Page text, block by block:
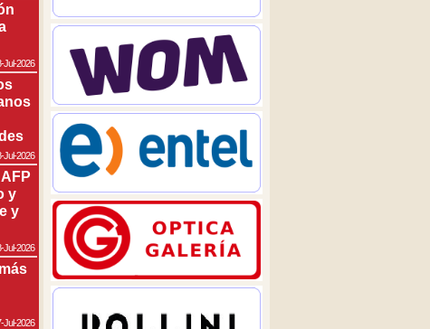
Jul-2026
Jul-2026
y
y
Jul-2026
Jul-2026